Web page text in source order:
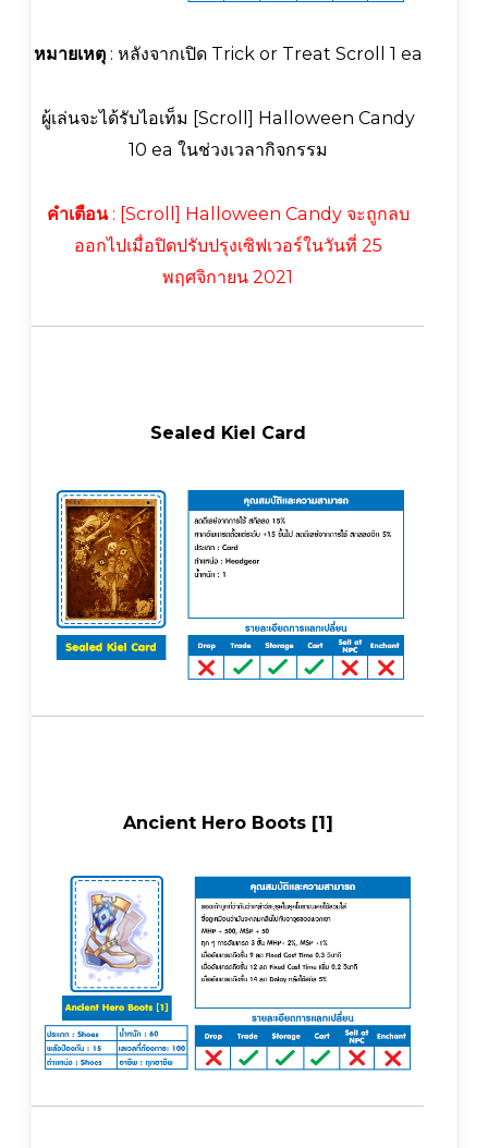
หมายเหตุ: หลังจากเปิด Trick or Treat Scroll 1 ea
ผู้เล่นจะได้รับไอเท็ม [Scroll] Halloween Candy
10 ea ในช่วงเวลากิจกรรม
คำเตือน: [Scroll] Halloween Candy จะถูกลบ
ออกไปเมื่อปิดปรับปรุงเซิฟเวอร์ในวันที่ 25
พฤศจิกายน 2021
Sealed Kiel Card
Ancient Hero Boots [1]